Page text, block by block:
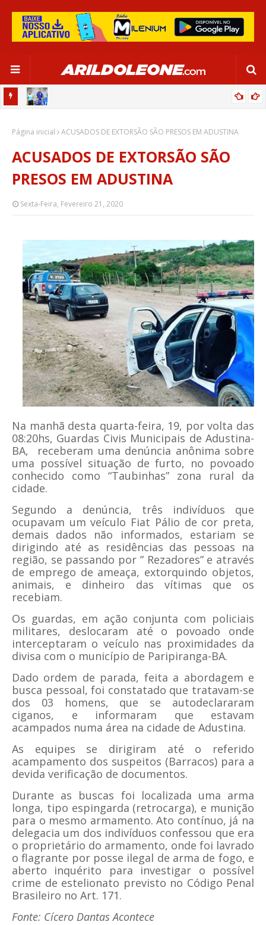
SALVADOR
Página inicial ACUSADOS DE EXTORSÃO SÃO PRESOS EM ADUSTINA
ACUSADOS DE EXTORSÃO SÃO
PRESOS EM ADUSTINA
Sexta-Feira, Fevereiro 21, 2020
Na manhã desta quarta-feira, 19, por volta das
08:20hs, Guardas Civis Municipais de Adustina-
BA, receberam uma denúncia anônima sobre
uma possível situação de furto, no povoado
conhecido como “Taubinhas” zona rural da
cidade.
Segundo a denúncia, três indivíduos que
ocupavam um veículo Fiat Pálio de cor preta,
demais dados não informados, estariam se
dirigindo até as residências das pessoas na
região, se passando por ” Rezadores” e através
de emprego de ameaça, extorquindo objetos,
animais, e dinheiro das vítimas que os
recebiam.
Os guardas, em ação conjunta com policiais
militares, deslocaram até o povoado onde
interceptaram o veículo nas proximidades da
divisa com o município de Paripiranga-BA.
Dado ordem de parada, feita a abordagem e
busca pessoal, foi constatado que tratavam-se
dos 03 homens, que se autodeclararam
ciganos, e informaram que estavam
acampados numa área na cidade de Adustina.
As equipes se dirigiram até o referido
acampamento dos suspeitos (Barracos) para a
devida verificação de documentos.
Durante as buscas foi localizada uma arma
longa, tipo espingarda (retrocarga), e munição
para o mesmo armamento. Ato contínuo, já na
delegacia um dos indivíduos confessou que era
o proprietário do armamento, onde foi lavrado
o flagrante por posse ilegal de arma de fogo, e
aberto inquérito para investigar o possível
crime de estelionato previsto no Código Penal
Brasileiro no Art. 171.
Fonte: Cícero Dantas Acontece